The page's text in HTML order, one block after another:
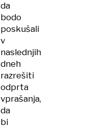
da
bodo
poskušali
v
naslednjih
dneh
razrešiti
odprta
vprašanja,
da
bi